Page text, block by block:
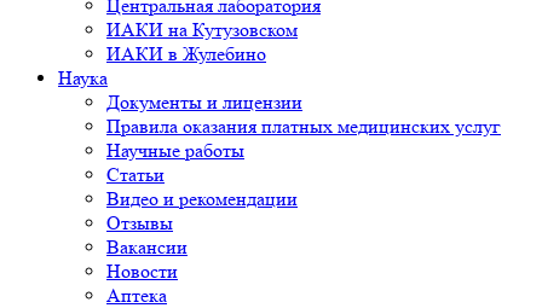
Центральная лаборатория
ИАКИ на Кутузовском
ИАКИ в Жулебино
Наука
Документы и лицензии
Правила оказания платных медицинских услуг
Научные работы
Статьи
Видео и рекомендации
Отзывы
Вакансии
Новости
Аптека